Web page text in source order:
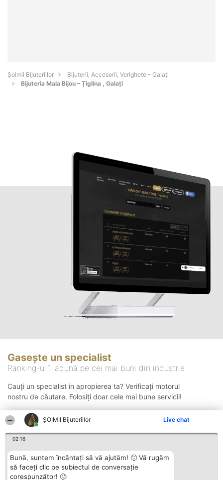
ŞOIMII Bijuteriilor Live chat
02:16
Bună, suntem încântați să vă ajutăm! 🙂 Vă rugăm
să faceți clic pe subiectul de conversație
corespunzător! 🙂
Şoimii Bijuteriilor
Bijuterii, Accesorii, Verighete - Galaţi
Bijuteria Maia Bijou – Țiglina , Galați
Gasește un specialist
Ranking-ul îi adună pe cei mai buni din industrie
Cauți un specialist in apropierea ta? Verificați motorul
nostru de căutare. Folosiți doar cele mai bune servicii!